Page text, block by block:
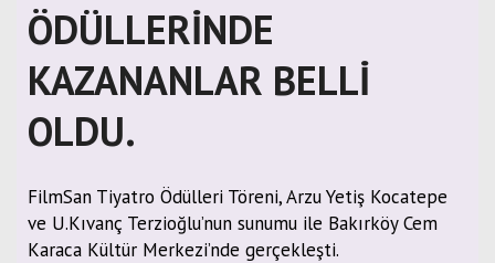
ÖDÜLLERİNDE
KAZANANLAR BELLİ
OLDU.
FilmSan Tiyatro Ödülleri Töreni, Arzu Yetiş Kocatepe
ve U.Kıvanç Terzioğlu’nun sunumu ile Bakırköy Cem
Karaca Kültür Merkezi’nde gerçekleşti.